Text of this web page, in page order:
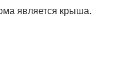
является крыша.